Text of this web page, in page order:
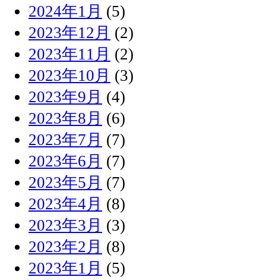
2024年1月 (5)
2023年12月 (2)
2023年11月 (2)
2023年10月 (3)
2023年9月 (4)
2023年8月 (6)
2023年7月 (7)
2023年6月 (7)
2023年5月 (7)
2023年4月 (8)
2023年3月 (3)
2023年2月 (8)
2023年1月 (5)